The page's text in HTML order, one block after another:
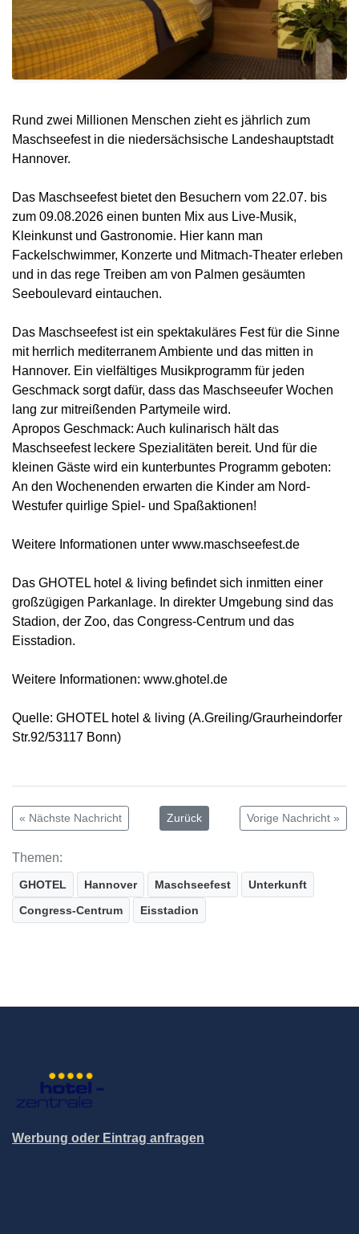
Rund zwei Millionen Menschen zieht es jährlich zum
Maschseefest in die niedersächsische Landeshauptstadt
Hannover.
Das Maschseefest bietet den Besuchern vom 22.07. bis
zum 09.08.2026 einen bunten Mix aus Live-Musik,
Kleinkunst und Gastronomie. Hier kann man
Fackelschwimmer, Konzerte und Mitmach-Theater erleben
und in das rege Treiben am von Palmen gesäumten
Seeboulevard eintauchen.
Das Maschseefest ist ein spektakuläres Fest für die Sinne
mit herrlich mediterranem Ambiente und das mitten in
Hannover. Ein vielfältiges Musikprogramm für jeden
Geschmack sorgt dafür, dass das Maschseeufer Wochen
lang zur mitreißenden Partymeile wird.
Apropos Geschmack: Auch kulinarisch hält das
Maschseefest leckere Spezialitäten bereit. Und für die
kleinen Gäste wird ein kunterbuntes Programm geboten:
An den Wochenenden erwarten die Kinder am Nord-
Westufer quirlige Spiel- und Spaßaktionen!
Weitere Informationen unter www.maschseefest.de
Das GHOTEL hotel & living befindet sich inmitten einer
großzügigen Parkanlage. In direkter Umgebung sind das
Stadion, der Zoo, das Congress-Centrum und das
Eisstadion.
Weitere Informationen: www.ghotel.de
Quelle: GHOTEL hotel & living (A.Greiling/Graurheindorfer
Str.92/53117 Bonn)
« Nächste Nachricht Zurück Vorige Nachricht »
Themen:
GHOTEL Hannover Maschseefest
Unterkunft
Congress-Centrum
Eisstadion
Werbung oder Eintrag anfragen